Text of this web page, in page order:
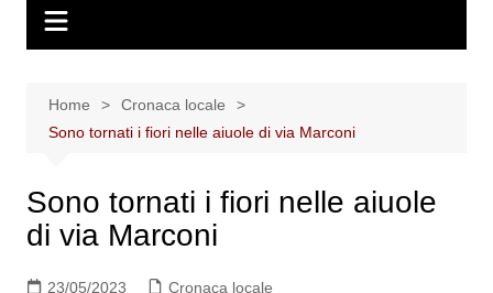
Home
Cronaca locale
Sono tornati i fiori nelle aiuole di via Marconi
Sono tornati i fiori nelle aiuole
di via Marconi
23/05/2023 Cronaca locale